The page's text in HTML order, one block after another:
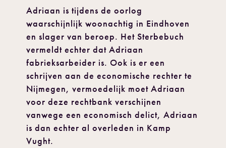
Adriaan is tijdens de oorlog
waarschijnlijk woonachtig in Eindhoven
en slager van beroep. Het Sterbebuch
vermeldt echter dat Adriaan
fabrieksarbeider is. Ook is er een
schrijven aan de economische rechter te
Nijmegen, vermoedelijk moet Adriaan
voor deze rechtbank verschijnen
vanwege een economisch delict, Adriaan
is dan echter al overleden in Kamp
Vught.